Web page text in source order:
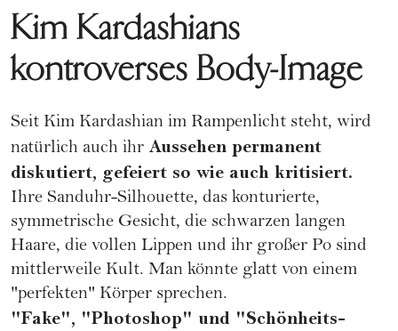
Kim Kardashians
kontroverses Body-Image
Seit Kim Kardashian im Rampenlicht steht, wird
natürlich auch ihr Aussehen permanent
diskutiert, gefeiert so wie auch kritisiert.
Ihre Sanduhr-Silhouette, das konturierte,
symmetrische Gesicht, die schwarzen langen
Haare, die vollen Lippen und ihr großer Po sind
mittlerweile Kult. Man könnte glatt von einem
"perfekten" Körper sprechen.
"Fake", "Photoshop" und "Schönheits-